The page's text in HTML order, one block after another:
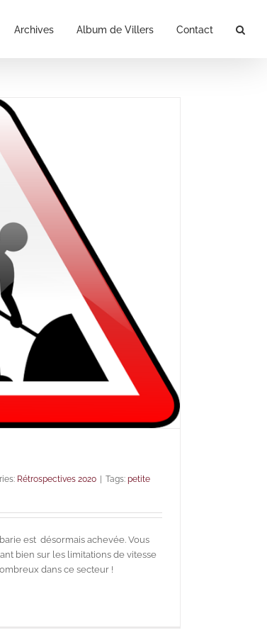
Archives Album de Villers Contact
Rétrospectives 2020 | Tags: petite
est désormais achevée. Vous
bien sur les limitations de vitesse
dans ce secteur !